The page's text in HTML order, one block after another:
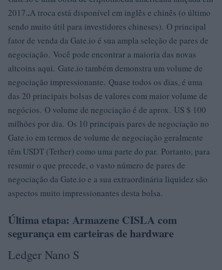
2017..A troca está disponível em inglês e chinês (o último
sendo muito útil para investidores chineses). O principal
fator de venda da Gate.io é sua ampla seleção de pares de
negociação. Você pode encontrar a maioria das novas
altcoins aqui. Gate.io também demonstra um volume de
negociação impressionante. Quase todos os dias, é uma
das 20 principais bolsas de valores com maior volume de
negócios. O volume de negociação é de aprox. US $ 100
milhões por dia. Os 10 principais pares de negociação no
Gate.io em termos de volume de negociação geralmente
têm USDT (Tether) como uma parte do par. Portanto, para
resumir o que precede, o vasto número de pares de
negociação da Gate.io e a sua extraordinária liquidez são
aspectos muito impressionantes desta bolsa.
Última etapa: Armazene CISLA com
segurança em carteiras de hardware
Ledger Nano S